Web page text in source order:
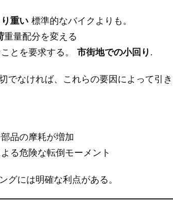
重い 標準的なバイクよりも。
重量配分を変える
とを要求する。市街地での小回り.
でなければ、これらの要因によって引き
品の摩耗が増加
る危険な転倒モーメント
グには明確な利点がある。